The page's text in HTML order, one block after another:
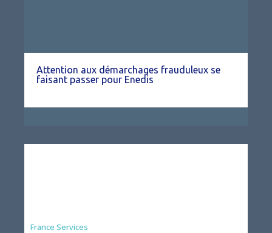
Attention aux démarchages frauduleux se
faisant passer pour Enedis
France Services